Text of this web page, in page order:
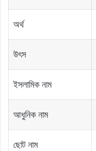
অর্থ
উৎস
ইসলামিক নাম
আধুনিক নাম
ছোট নাম